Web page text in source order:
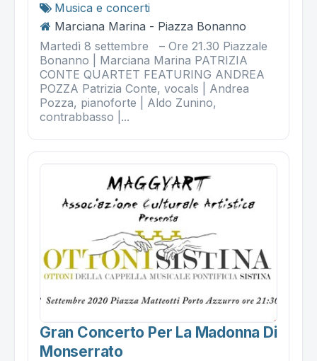
Musica e concerti
Marciana Marina - Piazza Bonanno
Martedì 8 settembre – Ore 21.30 Piazzale
Bonanno | Marciana Marina PATRIZIA
CONTE QUARTET FEATURING ANDREA
POZZA Patrizia Conte, vocals | Andrea
Pozza, pianoforte | Aldo Zunino,
contrabbasso |...
Gran Concerto Per La Madonna Di
Monserrato